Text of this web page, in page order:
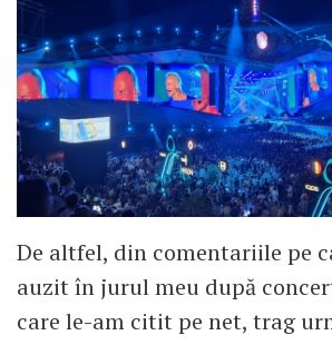
De altfel, din comentariile pe
auzit în jurul meu după
care le-am citit pe net, trag